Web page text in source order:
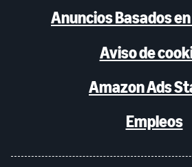
Anuncios Basados
Aviso de
Amazon Ads
Empleos